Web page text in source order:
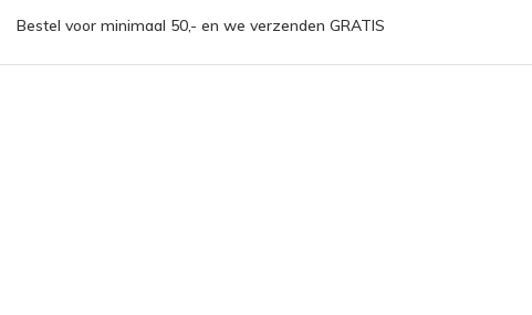
Bestel voor minimaal 50,- en we verzenden GRATIS